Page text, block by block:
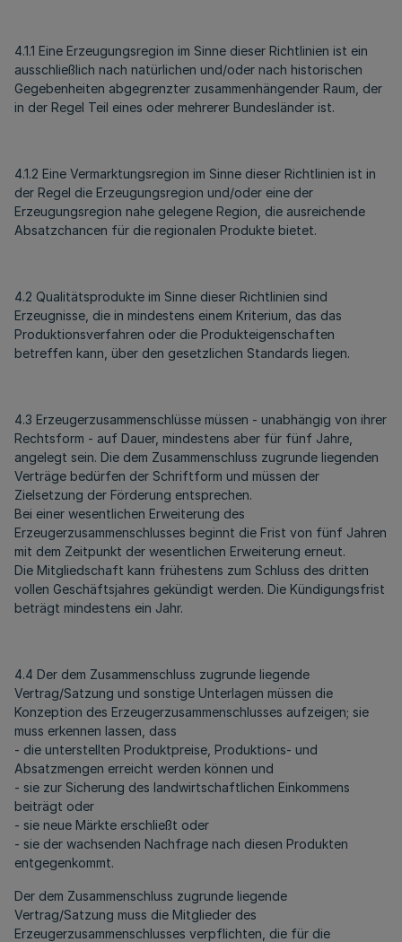
4.1.1 Eine Erzeugungsregion im Sinne dieser Richtlinien ist ein
ausschließlich nach natürlichen und/oder nach historischen
Gegebenheiten abgegrenzter zusammenhängender Raum, der
in der Regel Teil eines oder mehrerer Bundesländer ist.
4.1.2 Eine Vermarktungsregion im Sinne dieser Richtlinien ist in
der Regel die Erzeugungsregion und/oder eine der
Erzeugungsregion nahe gelegene Region, die ausreichende
Absatzchancen für die regionalen Produkte bietet.
4.2 Qualitätsprodukte im Sinne dieser Richtlinien sind
Erzeugnisse, die in mindestens einem Kriterium, das das
Produktionsverfahren oder die Produkteigenschaften
betreffen kann, über den gesetzlichen Standards liegen.
4.3 Erzeugerzusammenschlüsse müssen - unabhängig von ihrer
Rechtsform - auf Dauer, mindestens aber für fünf Jahre,
angelegt sein. Die dem Zusammenschluss zugrunde liegenden
Verträge bedürfen der Schriftform und müssen der
Zielsetzung der Förderung entsprechen.
Bei einer wesentlichen Erweiterung des
Erzeugerzusammenschlusses beginnt die Frist von fünf Jahren
mit dem Zeitpunkt der wesentlichen Erweiterung erneut.
Die Mitgliedschaft kann frühestens zum Schluss des dritten
vollen Geschäftsjahres gekündigt werden. Die Kündigungsfrist
beträgt mindestens ein Jahr.
4.4 Der dem Zusammenschluss zugrunde liegende
Vertrag/Satzung und sonstige Unterlagen müssen die
Konzeption des Erzeugerzusammenschlusses aufzeigen; sie
muss erkennen lassen, dass
- die unterstellten Produktpreise, Produktions- und
Absatzmengen erreicht werden können und
- sie zur Sicherung des landwirtschaftlichen Einkommens
beiträgt oder
- sie neue Märkte erschließt oder
- sie der wachsenden Nachfrage nach diesen Produkten
entgegenkommt.
Der dem Zusammenschluss zugrunde liegende
Vertrag/Satzung muss die Mitglieder des
Erzeugerzusammenschlusses verpflichten, die für die